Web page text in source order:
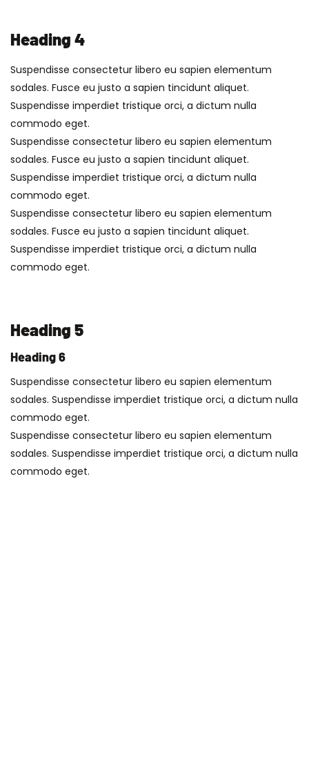
Heading 4
Suspendisse consectetur libero eu sapien elementum
sodales. Fusce eu justo a sapien tincidunt aliquet.
Suspendisse imperdiet tristique orci, a dictum nulla
commodo eget.
Suspendisse consectetur libero eu sapien elementum
sodales. Fusce eu justo a sapien tincidunt aliquet.
Suspendisse imperdiet tristique orci, a dictum nulla
commodo eget.
Suspendisse consectetur libero eu sapien elementum
sodales. Fusce eu justo a sapien tincidunt aliquet.
Suspendisse imperdiet tristique orci, a dictum nulla
commodo eget.
Heading 5
Heading 6
Suspendisse consectetur libero eu sapien elementum
sodales. Suspendisse imperdiet tristique orci, a dictum nulla
commodo eget.
Suspendisse consectetur libero eu sapien elementum
sodales. Suspendisse imperdiet tristique orci, a dictum nulla
commodo eget.